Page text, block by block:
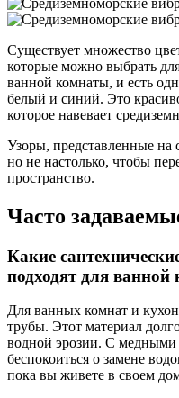
Существует множество
которые можно выбрать
ванной комнаты, и есть
белый и синий. Это
которое навевает
Узоры, представленные на
но не настолько, чтобы
пространство.
Часто
Какие
подходят для
Для ванных комнат и
трубы. Этот материал
водной эрозии. С медными
беспокоиться о замене
пока вы живете в своем